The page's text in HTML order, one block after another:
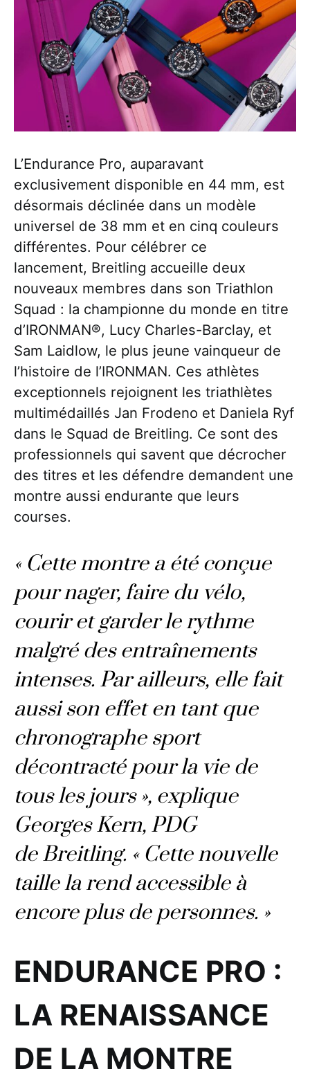
L’Endurance Pro, auparavant
exclusivement disponible en 44 mm, est
désormais déclinée dans un modèle
universel de 38 mm et en cinq couleurs
différentes. Pour célébrer ce
lancement, Breitling accueille deux
nouveaux membres dans son Triathlon
Squad : la championne du monde en titre
d’IRONMAN®, Lucy Charles-Barclay, et
Sam Laidlow, le plus jeune vainqueur de
l’histoire de l’IRONMAN. Ces athlètes
exceptionnels rejoignent les triathlètes
multimédaillés Jan Frodeno et Daniela Ryf
dans le Squad de Breitling. Ce sont des
professionnels qui savent que décrocher
des titres et les défendre demandent une
montre aussi endurante que leurs
courses.
« Cette montre a été conçue
pour nager, faire du vélo,
courir et garder le rythme
malgré des entraînements
intenses. Par ailleurs, elle fait
aussi son effet en tant que
chronographe sport
décontracté pour la vie de
tous les jours », explique
Georges Kern, PDG
de Breitling. « Cette nouvelle
taille la rend accessible à
encore plus de personnes. »
ENDURANCE PRO :
LA RENAISSANCE
DE LA MONTRE